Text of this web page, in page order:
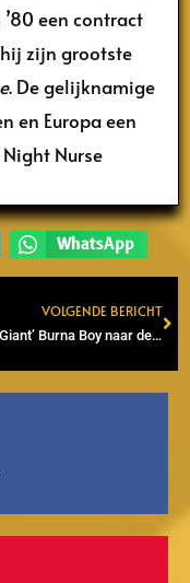
een contract
zijn grootste
. De gelijknamige
en Europa een
Nurse
WhatsApp
VOLGENDE BERICHT
‘African Giant’ Burna Boy naar de Ziggo Dome in Amsterdam voor in 2020 afgelaste live show